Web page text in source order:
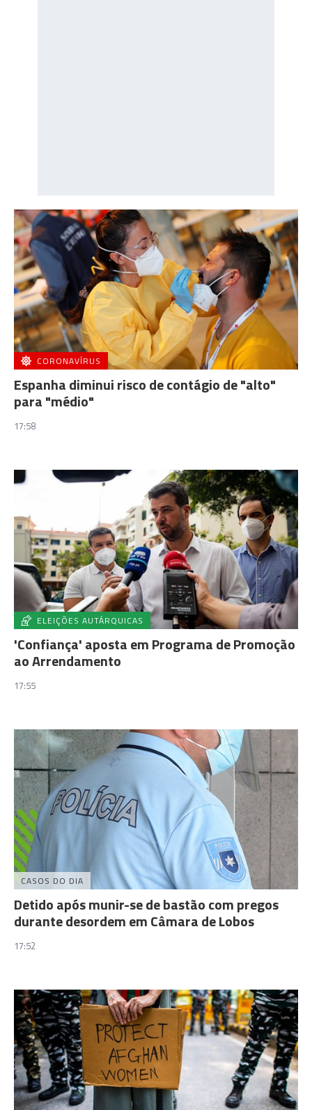
CORONAVÍRUS
Espanha diminui risco de contágio de "alto"
para "médio"
17:58
ELEIÇÕES AUTÁRQUICAS
'Confiança' aposta em Programa de Promoção
ao Arrendamento
17:55
CASOS DO DIA
Detido após munir-se de bastão com pregos
durante desordem em Câmara de Lobos
17:52